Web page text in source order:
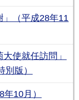
」（平成28年11
使就任訪問」
別版）
10月）